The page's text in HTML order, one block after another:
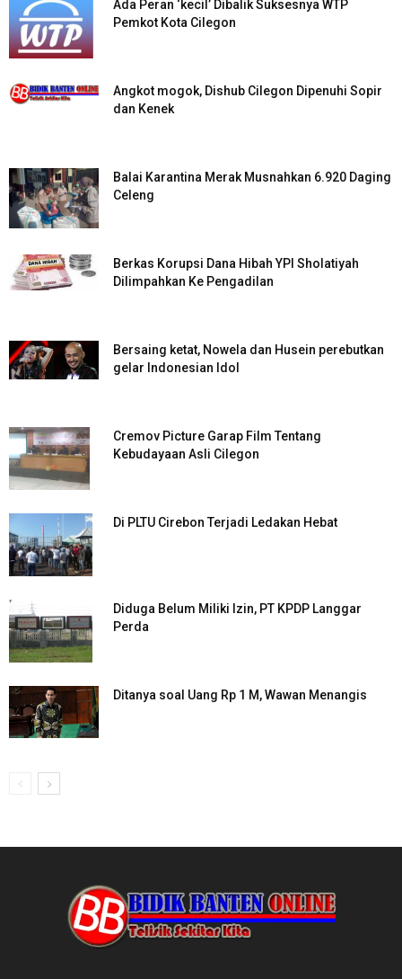
Ada Peran ‘kecil’ Dibalik Suksesnya WTP
Pemkot Kota Cilegon
Angkot mogok, Dishub Cilegon Dipenuhi Sopir
dan Kenek
Balai Karantina Merak Musnahkan 6.920 Daging
Celeng
Berkas Korupsi Dana Hibah YPI Sholatiyah
Dilimpahkan Ke Pengadilan
Bersaing ketat, Nowela dan Husein perebutkan
gelar Indonesian Idol
Cremov Picture Garap Film Tentang
Kebudayaan Asli Cilegon
Di PLTU Cirebon Terjadi Ledakan Hebat
Diduga Belum Miliki Izin, PT KPDP Langgar
Perda
Ditanya soal Uang Rp 1 M, Wawan Menangis